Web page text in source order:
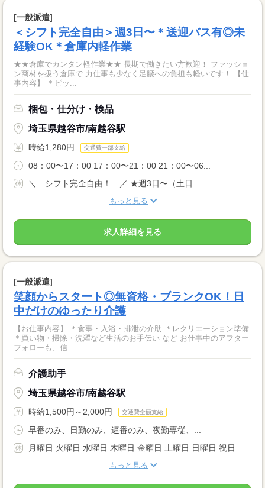
[一般派遣]
＜シフト完全自由＞週3日〜＊送迎バス有◎未
経験OK＊倉庫内軽作業
★★倉庫でカンタン軽作業★★ 長期で働きたい方歓迎！ ファッショ
ン商材を扱う倉庫で 力仕事も少なく足腰への負担も軽いです！ 【仕
事内容】 ＊ピッ...
梱包・仕分け・検品
埼玉県越谷市/南越谷駅
時給1,280円 交通費一部支給
08：00〜17：00 17：00〜21：00 21：00〜06...
＼ シフト完全自由！ ／ ★週3日〜（土日...
もっと見る
求人詳細を見る
[一般派遣]
笑顔からスタート◎無資格・ブランクOK！日
中だけのゆったり介護
【お仕事内容】 ＊食事・入浴・排泄の介助 ＊レクリエーション準備
＊買い物・掃除・洗濯など生活のお手伝い など お仕事中のアフター
フォローも、信...
介護助手
埼玉県越谷市/南越谷駅
時給1,500円～2,000円 交通費全額支給
早番のみ、日勤のみ、遅番のみ、夜勤専従、...
月曜日 火曜日 水曜日 木曜日 金曜日 土曜日 日曜日 祝日
もっと見る